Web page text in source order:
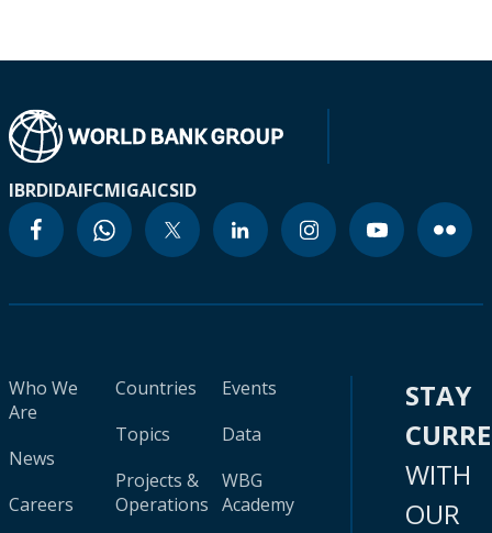
IBRDIDAIFCMIGAICSID
Who We
Are
News
Careers
Countries
Topics
Projects &
Operations
Events
Data
WBG
Academy
STAY
WITH
OUR